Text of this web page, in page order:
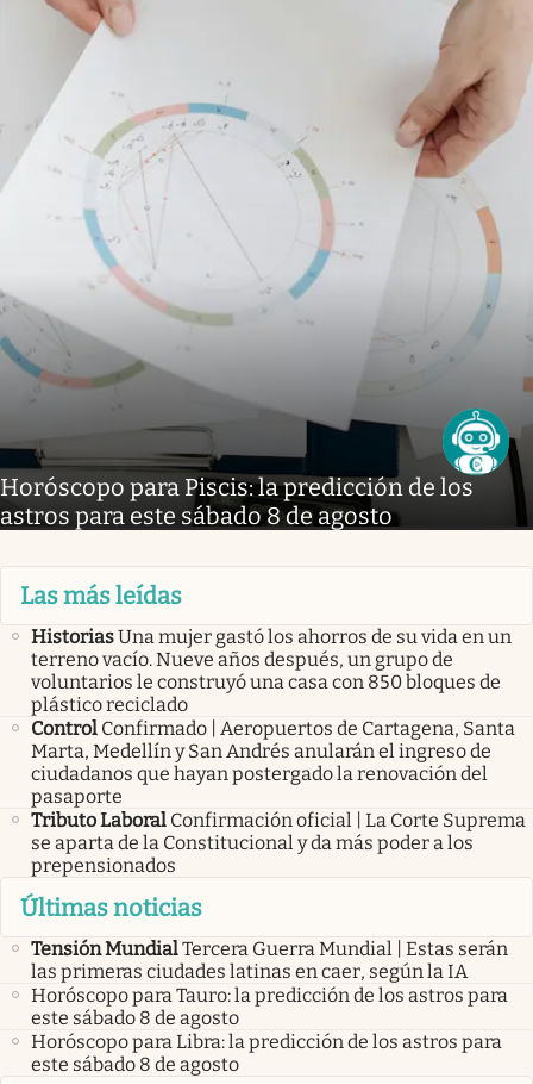
Horóscopo para Piscis: la predicción de los
astros para este sábado 8 de agosto
Las más leídas
HistoriasUna mujer gastó los ahorros de su vida en un
terreno vacío. Nueve años después, un grupo de
voluntarios le construyó una casa con 850 bloques de
plástico reciclado
Control Confirmado | Aeropuertos de Cartagena, Santa
Marta, Medellín y San Andrés anularán el ingreso de
ciudadanos que hayan postergado la renovación del
pasaporte
Tributo Laboral Confirmación oficial | La Corte Suprema
se aparta de la Constitucional y da más poder a los
prepensionados
Últimas noticias
Tensión MundialTercera Guerra Mundial | Estas serán
las primeras ciudades latinas en caer, según la IA
Horóscopo para Tauro: la predicción de los astros para
este sábado 8 de agosto
Horóscopo para Libra: la predicción de los astros para
este sábado 8 de agosto